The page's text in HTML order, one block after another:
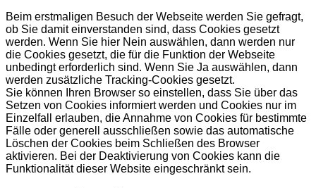
Beim erstmaligen Besuch der Webseite werden Sie gefragt,
ob Sie damit einverstanden sind, dass Cookies gesetzt
werden. Wenn Sie hier Nein auswählen, dann werden nur
die Cookies gesetzt, die für die Funktion der Webseite
unbedingt erforderlich sind. Wenn Sie Ja auswählen, dann
werden zusätzliche Tracking-Cookies gesetzt.
Sie können Ihren Browser so einstellen, dass Sie über das
Setzen von Cookies informiert werden und Cookies nur im
Einzelfall erlauben, die Annahme von Cookies für bestimmte
Fälle oder generell ausschließen sowie das automatische
Löschen der Cookies beim Schließen des Browser
aktivieren. Bei der Deaktivierung von Cookies kann die
Funktionalität dieser Website eingeschränkt sein.